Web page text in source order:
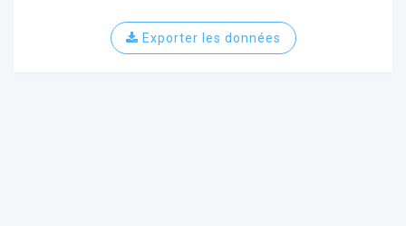
Exporter les données